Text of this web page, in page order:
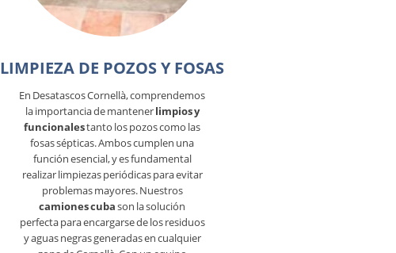
LIMPIEZA DE POZOS Y FOSAS
En Desatascos Cornellà, comprendemos
la importancia de mantenerlimpios y
funcionalestanto los pozos como las
fosas sépticas. Ambos cumplen una
función esencial, y es fundamental
realizar limpiezas periódicas para evitar
problemas mayores. Nuestros
camiones cubason la solución
perfecta para encargarse de los residuos
y aguas negras generadas en cualquier